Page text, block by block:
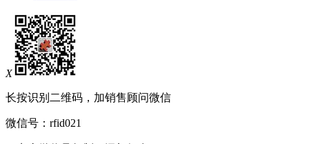
X
长按识别二维码，加销售顾问微信
微信号： rfid021